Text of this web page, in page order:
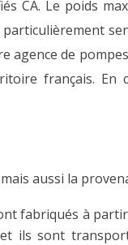
CA. Le poids
agence de
français. En
aussi la
fabriqués à
ils sont